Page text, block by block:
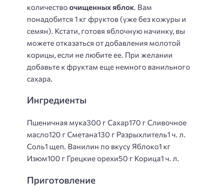
количествоочищенных яблок. Вам
понадобится 1 кг фруктов (уже без кожуры и
семян). Кстати, готовя яблочную начинку, вы
можете отказаться от добавления молотой
корицы, если не любите ее. При желании
добавьте к фруктам еще немного ванильного
сахара.
Ингредиенты
Пшеничная мука300 г Сахар170 г Сливочное
масло120 г Сметана130 г Разрыхлитель1 ч. л.
Соль1 щеп. Ванилин по вкусу Яблоко1 кг
Изюм100 г Грецкие орехи50 г Корица1 ч. л.
Приготовление